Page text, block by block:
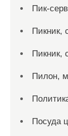
Пик-
Пикник,
Пикник,
Пилон,
Посуда